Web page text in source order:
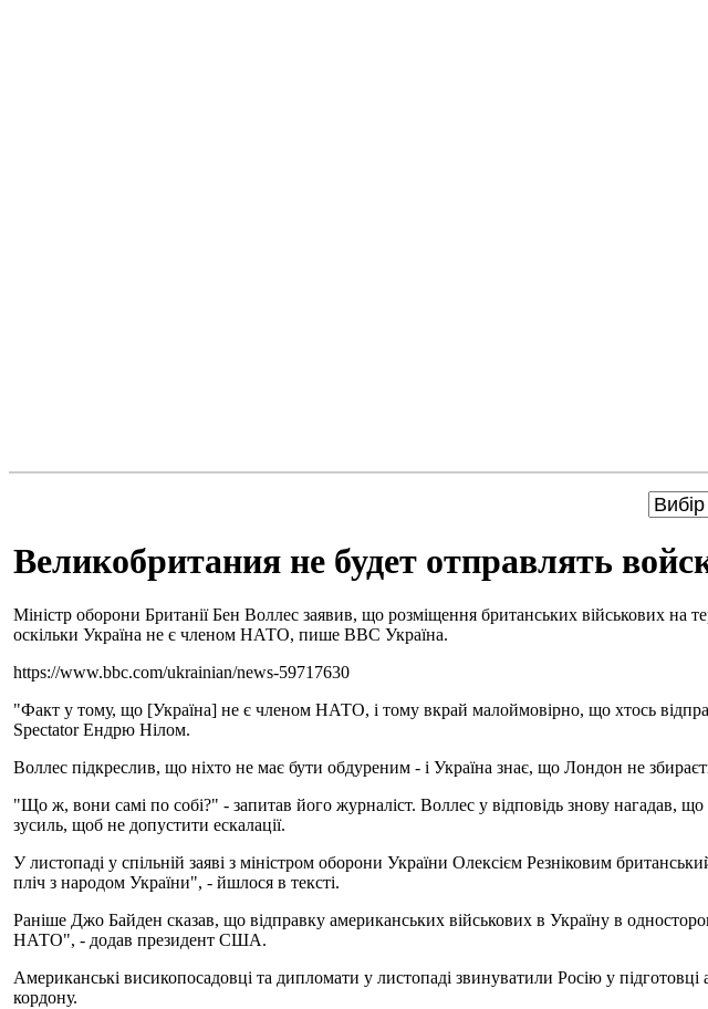
Великобритания не будет отправлять
Міністр оборони Британії Бен Воллес заявив, що розміщення британських військових на
оскільки Україна не є членом НАТО, пише ВВС Україна.
https://www.bbc.com/ukrainian/news-59717630
"Факт у тому, що [Україна] не є членом НАТО, і тому вкрай малоймовірно, що хтось
Spectator Ендрю Нілом.
Воллес підкреслив, що ніхто не має бути обдуреним - і Україна знає, що Лондон не
"Що ж, вони самі по собі?" - запитав його журналіст. Воллес у відповідь знову нагадав,
зусиль, щоб не допустити ескалації.
У листопаді у спільній заяві з міністром оборони України Олексієм Резніковим
пліч з народом України", - йшлося в тексті.
Раніше Джо Байден сказав, що відправку американських військових в Україну в
НАТО", - додав президент США.
Американські висикопосадовці та дипломати у листопаді звинуватили Росію у
кордону.